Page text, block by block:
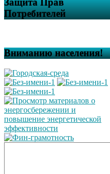
Защита Прав
Потребителей
Вниманию населения!